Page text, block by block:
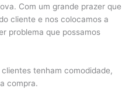
Com um grande prazer que
cliente e nos colocamos a
problema que possamos
tenham comodidade,
compra.